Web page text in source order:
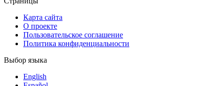
Карта сайта
О проекте
Пользовательское соглашение
Политика конфиденциальности
Выбор языка
English